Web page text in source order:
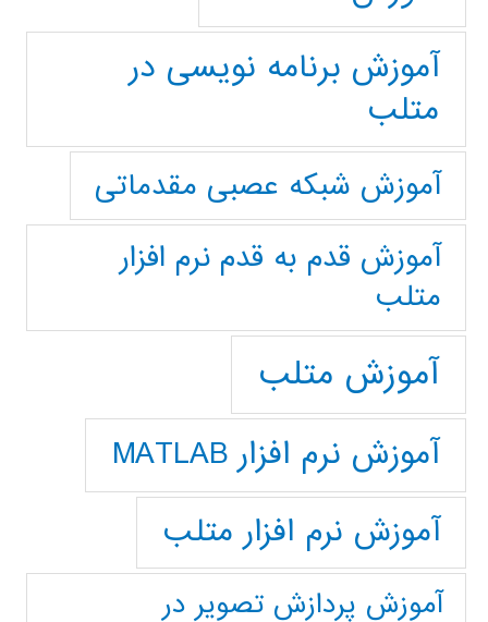
آموزش برنامه نویسی در
متلب
آموزش شبکه عصبی مقدماتی
آموزش قدم به قدم نرم افزار
متلب
آموزش متلب
آموزش نرم افزار MATLAB
آموزش نرم افزار متلب
آموزش پردازش تصوير در